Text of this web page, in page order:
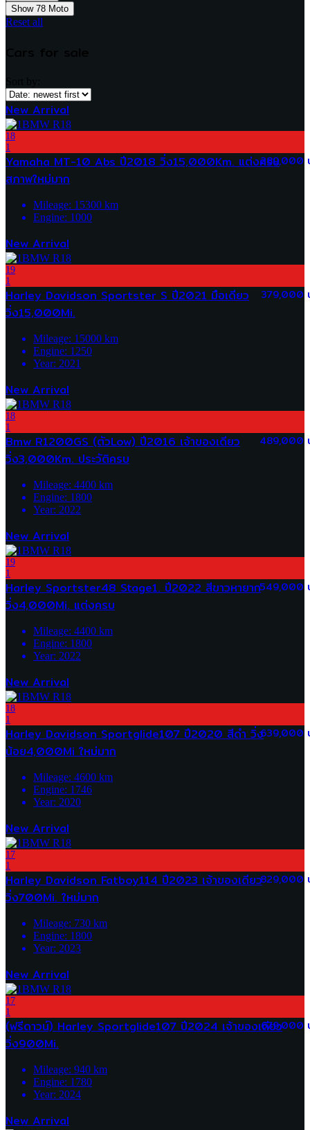
Show 78 Moto
Reset all
New Arrival
18
1
289,000
Yamaha MT-10 Abs ปี2018 วิ่ง15,000Km. แต่งครบ
สภาพใหม่มาก
Mileage: 15300 km
Engine: 1000
New Arrival
19
1
379,000
Harley Davidson Sportster S ปี2021 มือเดียว
วิ่ง15,000Mi.
Mileage: 15000 km
Engine: 1250
Year: 2021
New Arrival
18
1
489,000
Bmw R1200GS (ตัวLow) ปี2016 เจ้าของเดียว
วิ่ง3,000Km. ประวัติครบ
Mileage: 4400 km
Engine: 1800
Year: 2022
New Arrival
19
1
549,000
Harley Sportster48 Stage1. ปี2022 สีขาวหายาก
วิ่ง4,000Mi. แต่งครบ
Mileage: 4400 km
Engine: 1800
Year: 2022
New Arrival
18
1
639,000
Harley Davidson Sportglide107 ปี2020 สีดำ วิ่ง
น้อย4,000Mi ใหม่มาก
Mileage: 4600 km
Engine: 1746
Year: 2020
New Arrival
17
1
829,000
Harley Davidson Fatboy114 ปี2023 เจ้าของเดียว
วิ่ง700Mi. ใหม่มาก
Mileage: 730 km
Engine: 1800
Year: 2023
New Arrival
17
1
679,000
(ฟรีดาวน์) Harley Sportglide107 ปี2024 เจ้าของเดียว
วิ่ง900Mi.
Mileage: 940 km
Engine: 1780
Year: 2024
New Arrival